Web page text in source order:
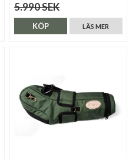
5.990 SEK
LÄS MER
KÖP